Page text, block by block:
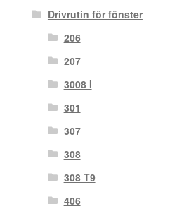
Drivrutin för fönster
206
207
3008 I
301
307
308
308 T9
406